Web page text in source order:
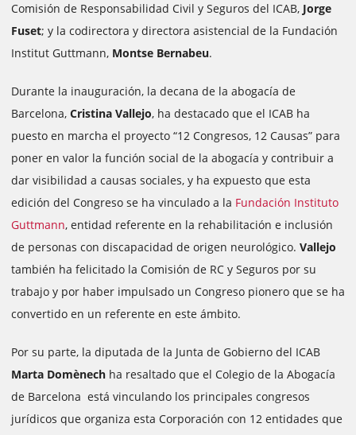
Comisión de Responsabilidad Civil y Seguros del ICAB, Jorge
Fuset; y la codirectora y directora asistencial de la Fundación
Institut Guttmann, Montse Bernabeu.
Durante la inauguración, la decana de la abogacía de
Barcelona, Cristina Vallejo, ha destacado que el ICAB ha
puesto en marcha el proyecto “12 Congresos, 12 Causas” para
poner en valor la función social de la abogacía y contribuir a
dar visibilidad a causas sociales, y ha expuesto que esta
edición del Congreso se ha vinculado a la Fundación Instituto
Guttmann, entidad referente en la rehabilitación e inclusión
de personas con discapacidad de origen neurológico. Vallejo
también ha felicitado la Comisión de RC y Seguros por su
trabajo y por haber impulsado un Congreso pionero que se ha
convertido en un referente en este ámbito.
Por su parte, la diputada de la Junta de Gobierno del ICAB
Marta Domènech ha resaltado que el Colegio de la Abogacía
de Barcelona está vinculando los principales congresos
jurídicos que organiza esta Corporación con 12 entidades que